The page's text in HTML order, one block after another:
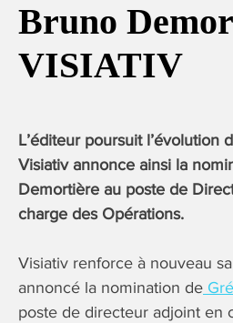
Bruno
VISIATIV
L’éditeur poursuit l’évolution
Visiativ annonce ainsi la
Demortière au poste de
charge des Opérations.
Visiativ renforce à nouveau
annoncé la nomination de
poste de directeur adjoint en